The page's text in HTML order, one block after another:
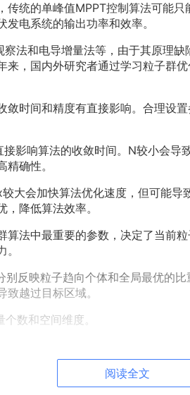
传统的单峰值MPPT控制算法可能
电系统的输出功率和效率。
法和电导增量法等，由于其原理
来，国内外研究者通过学习粒子群
敛时间和精度有直接影响。合理设
影响算法的收敛时间。N较小会
确性。
大会加快算法优化速度，但可能导
降低算法效率。
算法中最重要的参数，决定了当前
别反映粒子趋向个体和全局最优的
越过目标区域。
数和空间维度。
的最大功率点，将目标函数设定为
阅读全文